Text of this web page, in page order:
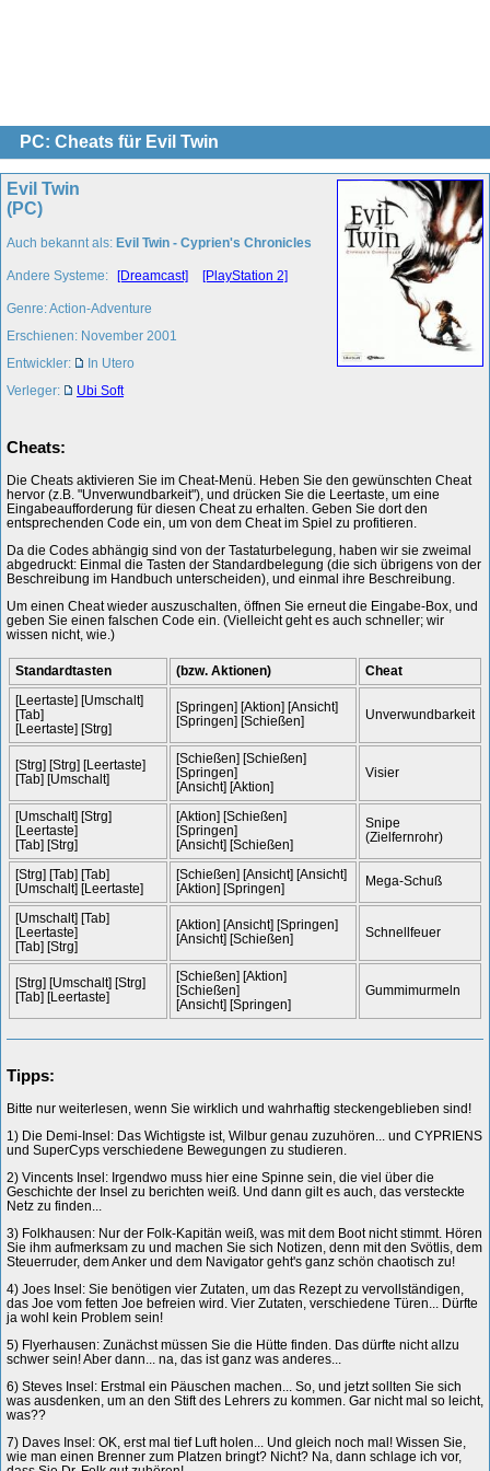
PC: Cheats für Evil Twin
Evil Twin
(PC)
Auch bekannt als: Evil Twin - Cyprien's Chronicles
Andere Systeme: [Dreamcast] [PlayStation 2]
Genre: Action-Adventure
Erschienen: November 2001
Entwickler:
In Utero
Verleger:
Ubi Soft
Cheats:
Die Cheats aktivieren Sie im Cheat-Menü. Heben Sie den gewünschten Cheat
hervor (z.B. "Unverwundbarkeit"), und drücken Sie die Leertaste, um eine
Eingabeaufforderung für diesen Cheat zu erhalten. Geben Sie dort den
entsprechenden Code ein, um von dem Cheat im Spiel zu profitieren.
Da die Codes abhängig sind von der Tastaturbelegung, haben wir sie zweimal
abgedruckt: Einmal die Tasten der Standardbelegung (die sich übrigens von der
Beschreibung im Handbuch unterscheiden), und einmal ihre Beschreibung.
Um einen Cheat wieder auszuschalten, öffnen Sie erneut die Eingabe-Box, und
geben Sie einen falschen Code ein. (Vielleicht geht es auch schneller; wir
wissen nicht, wie.)
Standardtasten (bzw. Aktionen)
Cheat
[Leertaste] [Umschalt]
[Tab]
[Leertaste] [Strg]
[Springen] [Aktion] [Ansicht]
[Springen] [Schießen]
Unverwundbarkeit
[Strg] [Strg] [Leertaste]
[Tab] [Umschalt]
[Schießen] [Schießen]
[Springen]
[Ansicht] [Aktion]
Visier
[Umschalt] [Strg]
[Leertaste]
[Tab] [Strg]
[Aktion] [Schießen]
[Springen]
[Ansicht] [Schießen]
Snipe
(Zielfernrohr)
[Strg] [Tab] [Tab]
[Umschalt] [Leertaste]
[Schießen] [Ansicht] [Ansicht]
[Aktion] [Springen]
Mega-Schuß
[Umschalt] [Tab]
[Leertaste]
[Tab] [Strg]
[Aktion] [Ansicht] [Springen]
[Ansicht] [Schießen]
Schnellfeuer
[Strg] [Umschalt] [Strg]
[Tab] [Leertaste]
[Schießen] [Aktion]
[Schießen]
[Ansicht] [Springen]
Gummimurmeln
Tipps:
Bitte nur weiterlesen, wenn Sie wirklich und wahrhaftig steckengeblieben sind!
1) Die Demi-Insel: Das Wichtigste ist, Wilbur genau zuzuhören... und CYPRIENS
und SuperCyps verschiedene Bewegungen zu studieren.
2) Vincents Insel: Irgendwo muss hier eine Spinne sein, die viel über die
Geschichte der Insel zu berichten weiß. Und dann gilt es auch, das versteckte
Netz zu finden...
3) Folkhausen: Nur der Folk-Kapitän weiß, was mit dem Boot nicht stimmt. Hören
Sie ihm aufmerksam zu und machen Sie sich Notizen, denn mit den Svötlis, dem
Steuerruder, dem Anker und dem Navigator geht's ganz schön chaotisch zu!
4) Joes Insel: Sie benötigen vier Zutaten, um das Rezept zu vervollständigen,
das Joe vom fetten Joe befreien wird. Vier Zutaten, verschiedene Türen... Dürfte
ja wohl kein Problem sein!
5) Flyerhausen: Zunächst müssen Sie die Hütte finden. Das dürfte nicht allzu
schwer sein! Aber dann... na, das ist ganz was anderes...
6) Steves Insel: Erstmal ein Päuschen machen... So, und jetzt sollten Sie sich
was ausdenken, um an den Stift des Lehrers zu kommen. Gar nicht mal so leicht,
was??
7) Daves Insel: OK, erst mal tief Luft holen... Und gleich noch mal! Wissen Sie,
wie man einen Brenner zum Platzen bringt? Nicht? Na, dann schlage ich vor,